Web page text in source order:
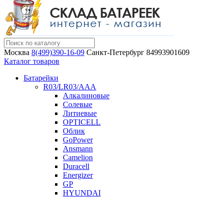
Москва 8(499)390-16-09 Санкт-Петербург 84993901609
Каталог товаров
Батарейки
R03/LR03/AAA
Алкалиновые
Солевые
Литиевые
OPTICELL
Облик
GoPower
Ansmann
Camelion
Duracell
Energizer
GP
HYUNDAI